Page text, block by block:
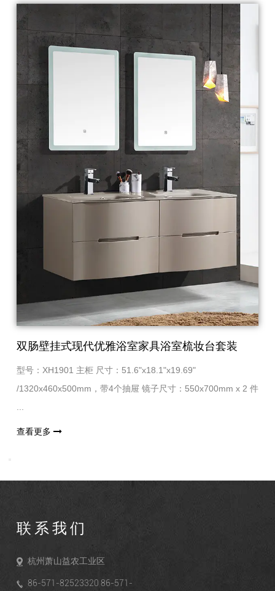
双肠壁挂式现代优雅浴室家具浴室梳妆台套装
型号：XH1901 主柜 尺寸：51.6"x18.1"x19.69"
/1320x460x500mm，带4个抽屉 镜子尺寸：550x700mm x 2 件
...
查看更多
联系我们
杭州萧山益农工业区
86-571-82523320 86-571-